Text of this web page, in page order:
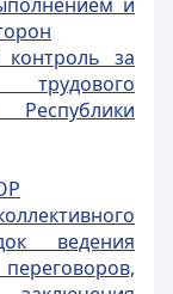
за
Республики
ведения